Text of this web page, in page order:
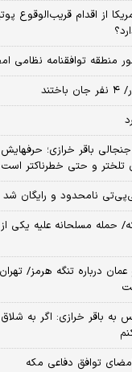
از اقدام قریب‌الوقوع
باقر خرازی؛
تلختر و حتی خطرناکتر است
نامحدود و رایگان شد
حمله مسلحانه علیه یکی
عمان درباره تنگه هرمز/
به باقر خرازی: اگر به
توافق دفاعی مکه